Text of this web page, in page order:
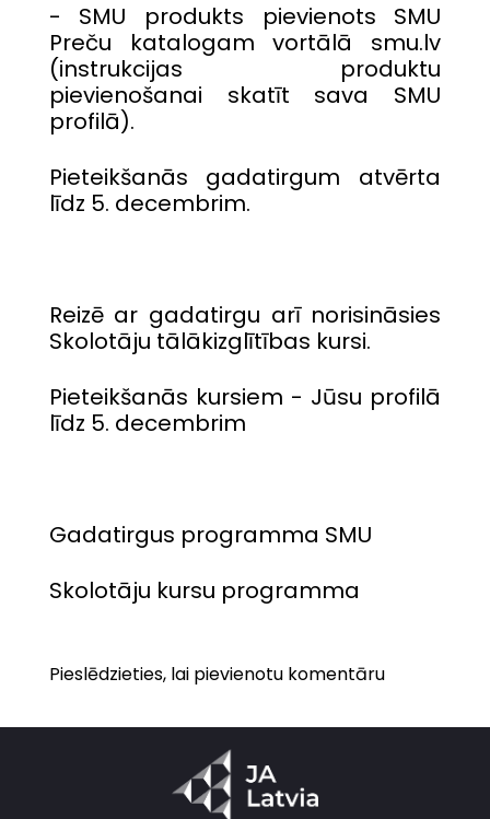
- SMU produkts pievienots SMU
Preču katalogam vortālā smu.lv
(instrukcijas produktu
pievienošanai skatīt sava SMU
profilā).
Pieteikšanās gadatirgum atvērta
līdz 5. decembrim.
Reizē ar gadatirgu arī norisināsies
Skolotāju tālākizglītības kursi.
Pieteikšanās kursiem - Jūsu profilā
līdz 5. decembrim
Gadatirgus programma SMU
Skolotāju kursu programma
Pieslēdzieties, lai pievienotu komentāru